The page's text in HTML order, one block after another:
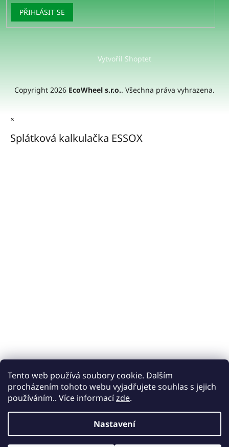
Tento web používá soubory cookie. Dalším
procházením tohoto webu vyjadřujete souhlas s jejich
používáním.. Více informacízde.
Nastavení
PŘIHLÁSIT SE
Vytvořil Shoptet
Copyright 2026 EcoWheel s.r.o.. Všechna práva vyhrazena.
×
Splátková kalkulačka ESSOX